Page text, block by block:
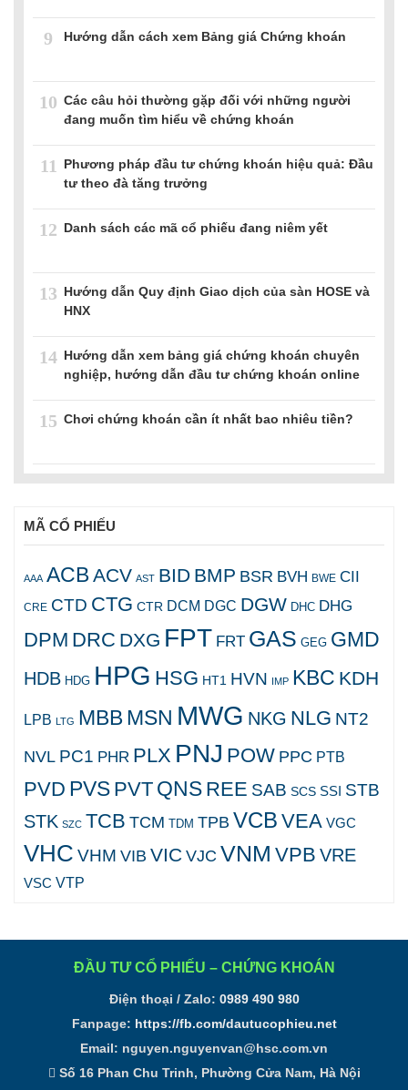
9 Hướng dẫn cách xem Bảng giá Chứng khoán
10 Các câu hỏi thường gặp đối với những người
đang muốn tìm hiểu về chứng khoán
11
Phương pháp đầu tư chứng khoán hiệu quả: Đầu
tư theo đà tăng trưởng
12 Danh sách các mã cổ phiếu đang niêm yết
13 Hướng dẫn Quy định Giao dịch của sàn HOSE và
HNX
14 Hướng dẫn xem bảng giá chứng khoán chuyên
nghiệp, hướng dẫn đầu tư chứng khoán online
15 Chơi chứng khoán cần ít nhất bao nhiêu tiền?
MÃ CỔ PHIẾU
AAA ACB ACV AST BID BMP BSR BVH BWE CII
CRE CTD CTG CTR DCM DGC DGW DHC DHG
DPM DRC DXG FPT FRT GAS GEG GMD
HDB HDG HPG HSG HT1 HVN IMP KBC KDH
LPB LTG MBBMSN MWG NKG NLG NT2
NVL PC1 PHR PLX PNJ POW PPC PTB
PVD PVS PVT QNS REE SAB SCS SSI STB
STK SZC TCB TCM TDM TPB VCB VEA VGC
VHC VHM VIB VICVJC VNM VPB VRE
VSC VTP
ĐẦU TƯ CỔ PHIẾU – CHỨNG KHOÁN
Điện thoại / Zalo: 0989 490 980
Fanpage: https://fb.com/dautucophieu.net
Email: nguyen.nguyenvan@hsc.com.vn
Số 16 Phan Chu Trinh, Phường Cửa Nam, Hà Nội